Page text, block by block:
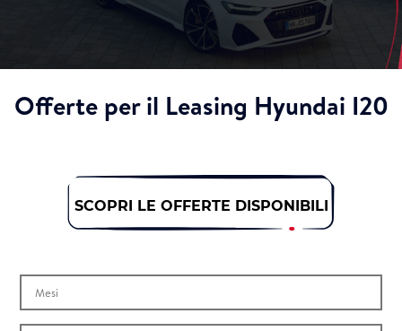
Offerte per il Leasing Hyundai I20
SCOPRI LE OFFERTE DISPONIBILI